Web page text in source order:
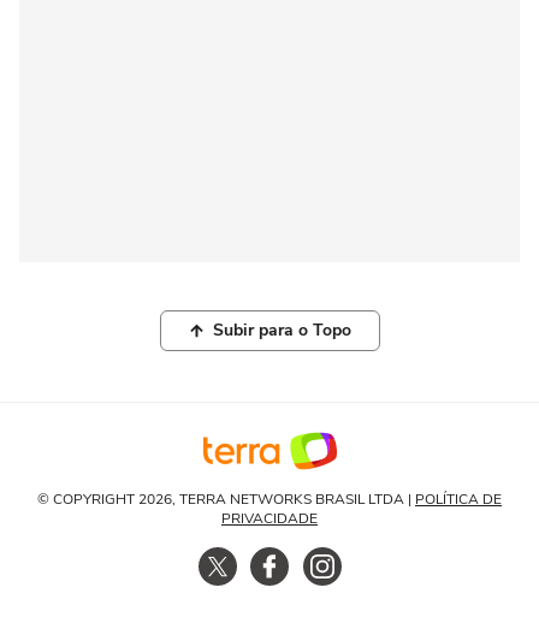
Subir para o Topo
© COPYRIGHT 2026, TERRA NETWORKS BRASIL LTDA | POLÍTICA DE
PRIVACIDADE